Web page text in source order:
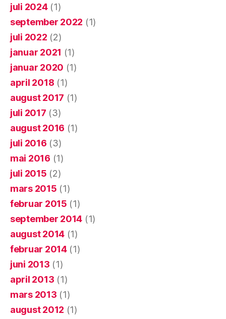
juli 2024(1)
september 2022 (1)
juli 2022 (2)
januar 2021 (1)
januar 2020 (1)
april 2018 (1)
august 2017 (1)
juli 2017 (3)
august 2016 (1)
juli 2016 (3)
mai 2016 (1)
juli 2015 (2)
mars 2015 (1)
februar 2015 (1)
september 2014 (1)
august 2014 (1)
februar 2014(1)
juni 2013 (1)
april 2013 (1)
mars 2013 (1)
august 2012 (1)